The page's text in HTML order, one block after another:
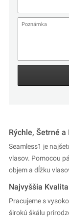
Rýchle, Šetrné
Seamless1 je
vlasov. Pomocou
objem a dĺžku
Najvyššia Kvalita
Pracujeme s
širokú škálu